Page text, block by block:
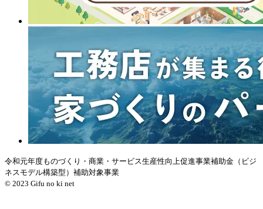
令和元年度ものづくり・商業・サービス生産性向上促進事業補助金（ビジ
ネスモデル構築型）補助対象事業
© 2023 Gifu no ki net